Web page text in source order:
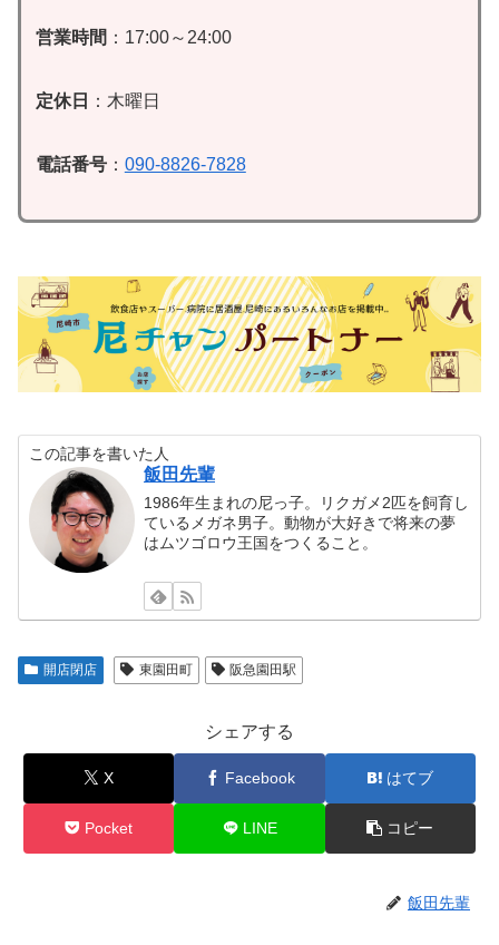
営業時間 ：17:00～24:00
定休日 ：木曜日
電話番号： 090-8826-7828
この記事を書いた人
飯田先輩
1986年生まれの尼っ子。リクガメ2匹を飼育し
ているメガネ男子。動物が大好きで将来の夢
はムツゴロウ王国をつくること。
開店閉店 東園田町 阪急園田駅
シェアする
X Facebook はてブ
Pocket LINE コピー
飯田先輩